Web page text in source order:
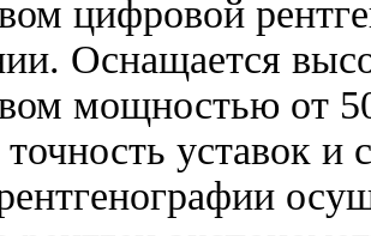
цифровой
Оснащается
мощностью от
уставок и